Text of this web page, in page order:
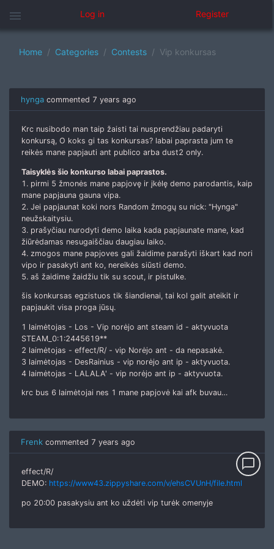
menu Log in Register
Home Categories Contests Vip konkursas
hynga commented 7 years ago
Krc nusibodo man taip žaisti tai nusprendžiau padaryti
konkursą, O koks gi tas konkursas? labai paprasta jum te
reikės mane papjauti ant publico arba dust2 only.
Taisyklės šio konkurso labai paprastos.
1. pirmi 5 žmonės mane papjovę ir įkėlę demo parodantis, kaip
mane papjauna gauna vipa.
2. Jei papjaunat koki nors Random žmogų su nick: "Hynga"
neužskaitysiu.
3. prašyčiau nurodyti demo laika kada papjaunate mane, kad
žiūrėdamas nesugaiščiau daugiau laiko.
4. zmogos mane papjoves gali žaidime parašyti iškart kad nori
vipo ir pasakyti ant ko, nereikės siūsti demo.
5. aš žaidime žaidžiu tik su scout, ir pistulke.
šis konkursas egzistuos tik šiandienai, tai kol galit ateikit ir
papjaukit visa proga jūsų.
1 laimėtojas - Los - Vip norėjo ant steam id - aktyvuota
STEAM_0:1:2445619**
2 laimėtojas - effect/R/ - vip Norėjo ant - da nepasakė.
3 laimėtojas - DesRainius - vip norėjo ant ip - aktyvuota.
4 laimėtojas - LALALA' - vip norėjo ant ip - aktyvuota.
krc bus 6 laimėtojai nes 1 mane papjovė kai afk buvau…
Frenk commented 7 years ago
effect/R/
DEMO: https://www43.zippyshare.com/v/ehsCVUnH/file.html
po 20:00 pasakysiu ant ko uždėti vip turėk omenyje
chat_bubble_outline